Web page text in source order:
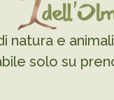
natura e
solo su